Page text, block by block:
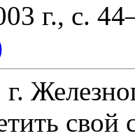
г., с.
свой